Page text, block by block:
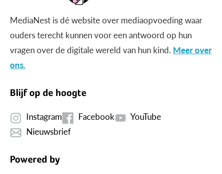
MediaNest is dé website over mediaopvoeding waar
ouders terecht kunnen voor een antwoord op hun
vragen over de digitale wereld van hun kind. Meer over
ons.
Blijf op de hoogte
Instagram Facebook
YouTube
Nieuwsbrief
Powered by